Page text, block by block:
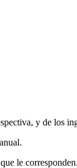
y de los
le corresponden.